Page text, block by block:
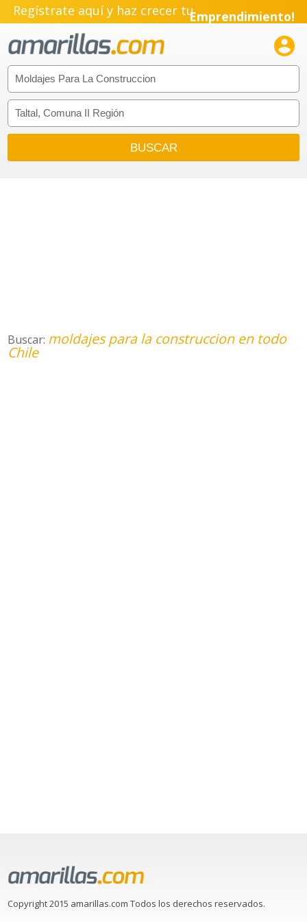
Regístrate aquí y haz crecer tuEmprendimiento!

Buscar: moldajes para la construccion en todo
Chile
Copyright 2015 amarillas.com Todos los derechos reservados.